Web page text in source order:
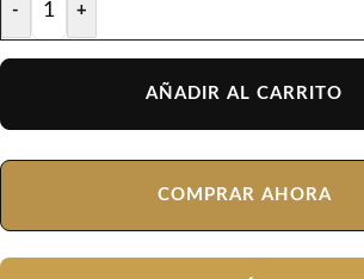
- +
AÑADIR AL CARRITO
COMPRAR AHORA